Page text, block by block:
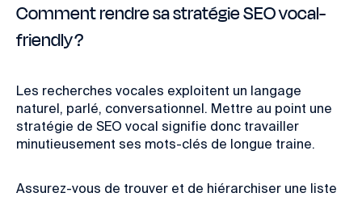
Comment rendre sa stratégie SEO vocal-
friendly ?
Les recherches vocales exploitent un langage
naturel, parlé, conversationnel. Mettre au point une
stratégie de SEO vocal signifie donc travailler
minutieusement ses mots-clés de longue traine.
Assurez-vous de trouver et de hiérarchiser une liste